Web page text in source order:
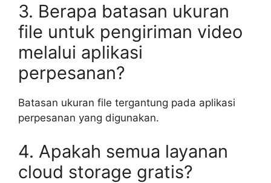
3. Berapa batasan ukuran
file untuk pengiriman video
melalui aplikasi
perpesanan?
Batasan ukuran file tergantung pada aplikasi
perpesanan yang digunakan.
4. Apakah semua layanan
cloud storage gratis?